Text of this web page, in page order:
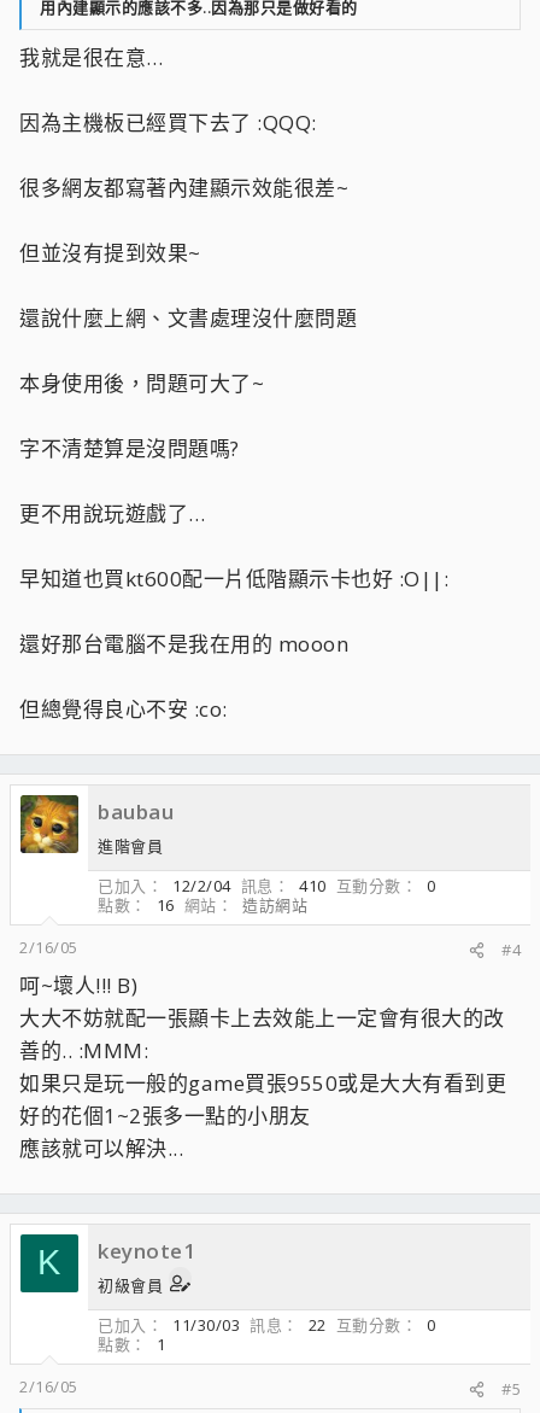
用內建顯示的應該不多..因為那只是做好看的
我就是很在意…
因為主機板已經買下去了 :QQQ:
很多網友都寫著內建顯示效能很差~
但並沒有提到效果~
還說什麼上網、文書處理沒什麼問題
本身使用後，問題可大了~
字不清楚算是沒問題嗎?
更不用說玩遊戲了…
早知道也買kt600配一片低階顯示卡也好 :O||:
還好那台電腦不是我在用的 mooon
但總覺得良心不安 :co:
baubau
進階會員
已加入
12/2/04 訊息 410 互動分數
0
點數
16 網站
造訪網站
2/16/05
#4
呵~壞人!!! B)
大大不妨就配一張顯卡上去效能上一定會有很大的改
善的.. :MMM:
如果只是玩一般的game買張9550或是大大有看到更
好的花個1~2張多一點的小朋友
應該就可以解決...
K keynote1
初級會員
已加入
11/30/03 訊息 22 互動分數
0
點數
1
2/16/05
#5